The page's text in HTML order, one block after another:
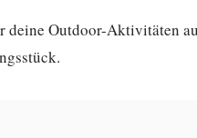
Outdoor-Aktivitäten